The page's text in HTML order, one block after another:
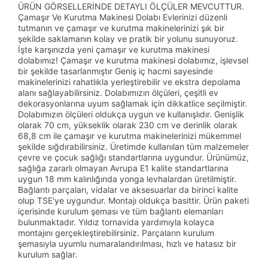
ÜRÜN GÖRSELLERİNDE DETAYLI ÖLÇÜLER MEVCUTTUR.
Çamaşır Ve Kurutma Makinesi Dolabı Evlerinizi düzenli
tutmanın ve çamaşır ve kurutma makinelerinizi şık bir
şekilde saklamanın kolay ve pratik bir yolunu sunuyoruz.
İşte karşınızda yeni çamaşır ve kurutma makinesi
dolabımız! Çamaşır ve kurutma makinesi dolabımız, işlevsel
bir şekilde tasarlanmıştır Geniş iç hacmi sayesinde
makinelerinizi rahatlıkla yerleştirebilir ve ekstra depolama
alanı sağlayabilirsiniz. Dolabımızın ölçüleri, çeşitli ev
dekorasyonlarına uyum sağlamak için dikkatlice seçilmiştir.
Dolabımızın ölçüleri oldukça uygun ve kullanışlıdır. Genişlik
olarak 70 cm, yükseklik olarak 230 cm ve derinlik olarak
68,8 cm ile çamaşır ve kurutma makinelerinizi mükemmel
şekilde sığdırabilirsiniz. Üretimde kullanılan tüm malzemeler
çevre ve çocuk sağlığı standartlarına uygundur. Ürünümüz,
sağlığa zararlı olmayan Avrupa E1 kalite standartlarına
uygun 18 mm kalınlığında yonga levhalardan üretilmiştir.
Bağlantı parçaları, vidalar ve aksesuarlar da birinci kalite
olup TSE'ye uygundur. Montajı oldukça basittir. Ürün paketi
içerisinde kurulum şeması ve tüm bağlantı elemanları
bulunmaktadır. Yıldız tornavida yardımıyla kolayca
montajını gerçekleştirebilirsiniz. Parçaların kurulum
şemasıyla uyumlu numaralandırılması, hızlı ve hatasız bir
kurulum sağlar.